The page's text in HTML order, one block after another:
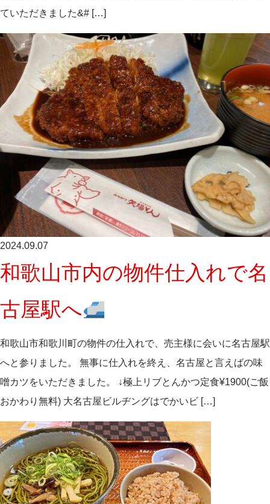
ていただきました&# […]
2024.09.07
和歌山市内の物件仕入れで名
古屋駅へ
和歌山市和歌川町の物件の仕入れで、売主様に会いに名古屋駅
へと参りました。 無事に仕入れを終え、名古屋と言えばの味
噌カツをいただきました。 ↓極上リブとんかつ定食¥1900(ご飯
おかわり無料) 大名古屋ビルヂングはでかいビ […]